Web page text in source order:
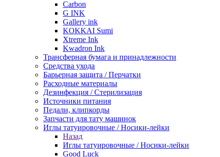
Carbon
G INK
Gallery ink
KOKKAI Sumi
Xtreme Ink
Kwadron Ink
Трансферная бумага и принадлежности
Средства ухода
Барьерная защита / Перчатки
Расходные материалы
Дезинфекция / Стерилизация
Источники питания
Педали, клипкорды
Запчасти для тату машинок
Иглы татуировочные / Носики-лейки
Назад
Иглы татуировочные / Носики-лейки
Good Luck